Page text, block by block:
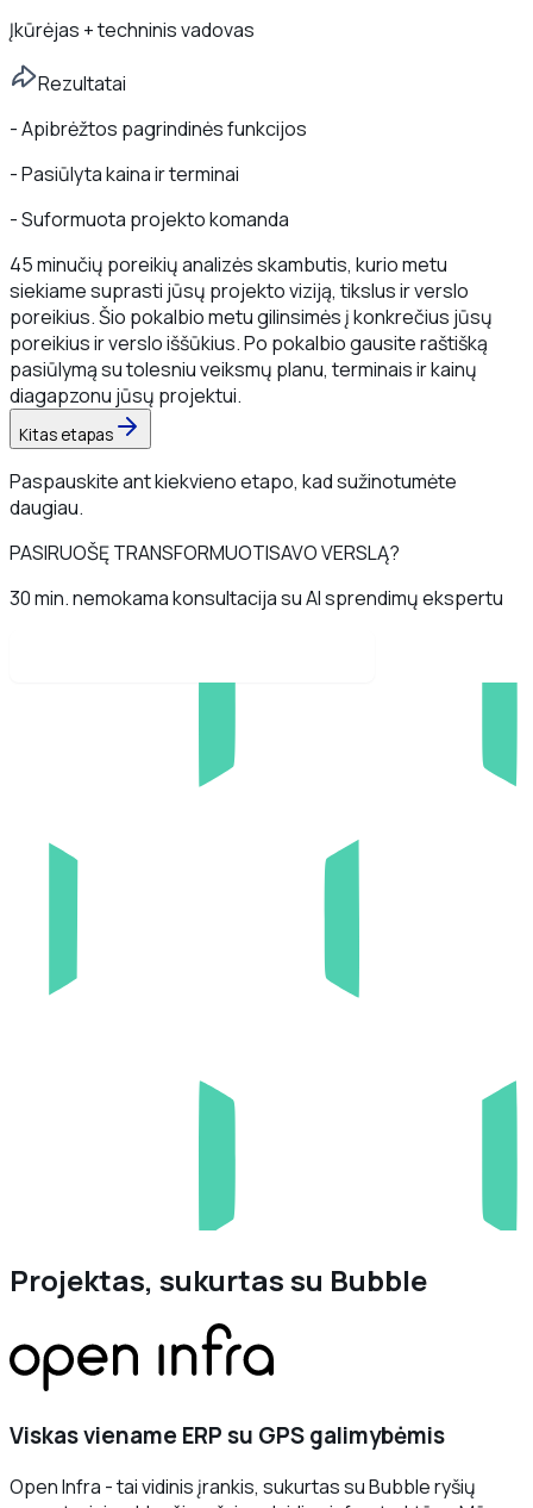
Įkūrėjas + techninis vadovas
Rezultatai
-Apibrėžtos pagrindinės funkcijos
-Pasiūlyta kaina ir terminai
-Suformuota projekto komanda
45 minučių poreikių analizės skambutis, kurio metu
siekiame suprasti jūsų projekto viziją, tikslus ir verslo
poreikius. Šio pokalbio metu gilinsimės į konkrečius jūsų
poreikius ir verslo iššūkius. Po pokalbio gausite raštišką
pasiūlymą su tolesniu veiksmų planu, terminais ir kainų
diagapzonu jūsų projektui.
Kitas etapas
Paspauskite ant kiekvieno etapo, kad sužinotumėte
daugiau.
PASIRUOŠĘ TRANSFORMUOTISAVO VERSLĄ?
30 min. nemokama konsultacija su AI sprendimų ekspertu
Projektas, sukurtas su Bubble
Viskas viename ERP su GPS galimybėmis
Open Infra - tai vidinis įrankis, sukurtas su Bubble ryšių